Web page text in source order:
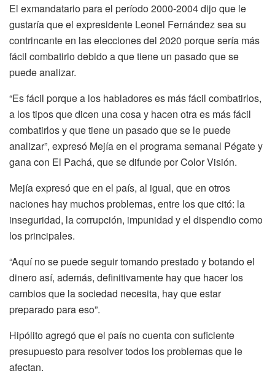
El exmandatario para el período 2000-2004 dijo que le
gustaría que el expresidente Leonel Fernández sea su
contrincante en las elecciones del 2020 porque sería más
fácil combatirlo debido a que tiene un pasado que se
puede analizar.
“Es fácil porque a los habladores es más fácil combatirlos,
a los tipos que dicen una cosa y hacen otra es más fácil
combatirlos y que tiene un pasado que se le puede
analizar”, expresó Mejía en el programa semanal Pégate y
gana con El Pachá, que se difunde por Color Visión.
Mejía expresó que en el país, al igual, que en otros
naciones hay muchos problemas, entre los que citó: la
inseguridad, la corrupción, impunidad y el dispendio como
los principales.
“Aquí no se puede seguir tomando prestado y botando el
dinero así, además, definitivamente hay que hacer los
cambios que la sociedad necesita, hay que estar
preparado para eso”.
Hipólito agregó que el país no cuenta con suficiente
presupuesto para resolver todos los problemas que le
afectan.